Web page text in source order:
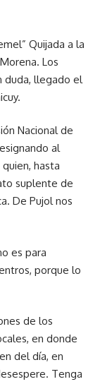
Quijada a la
Los
duda, llegado el
Nacional de
al
hasta
suplente de
De Pujol nos
es para
porque lo
de los
en donde
del día, en
Tenga